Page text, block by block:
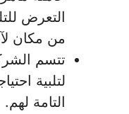
التعرض
من مكان
تتسم
لتلبية
التامة لهم.